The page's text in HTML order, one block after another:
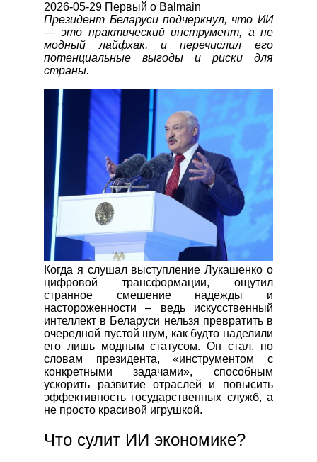
2026-05-29 Первый о Balmain
Президент Беларуси подчеркнул, что ИИ
— это практический инструмент, а не
модный лайфхак, и перечислил его
потенциальные выгоды и риски для
страны.
Когда я слушал выступление Лукашенко о
цифровой трансформации, ощутил
странное смешение надежды и
настороженности – ведь искусственный
интеллект в Беларуси нельзя превратить в
очередной пустой шум, как будто наделили
его лишь модным статусом. Он стал, по
словам президента, «инструментом с
конкретными задачами», способным
ускорить развитие отраслей и повысить
эффективность государственных служб, а
не просто красивой игрушкой.
Что сулит ИИ экономике?